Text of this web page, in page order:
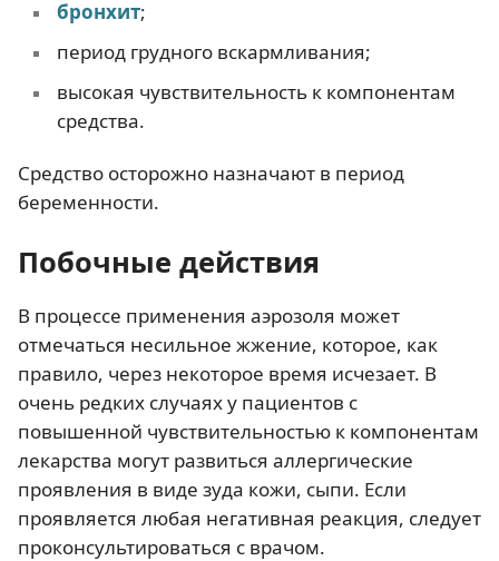
бронхит;
период грудного вскармливания;
высокая чувствительность к компонентам
средства.
Средство осторожно назначают в период
беременности.
Побочные действия
В процессе применения аэрозоля может
отмечаться несильное жжение, которое, как
правило, через некоторое время исчезает. В
очень редких случаях у пациентов с
повышенной чувствительностью к компонентам
лекарства могут развиться аллергические
проявления в виде зуда кожи, сыпи. Если
проявляется любая негативная реакция, следует
проконсультироваться с врачом.